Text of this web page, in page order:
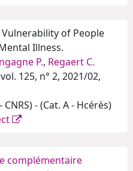
of People
Illness.
P., Regaert C.
125, n° 2, 2021/02,
- (Cat. A - Hcérès)
complémentaire